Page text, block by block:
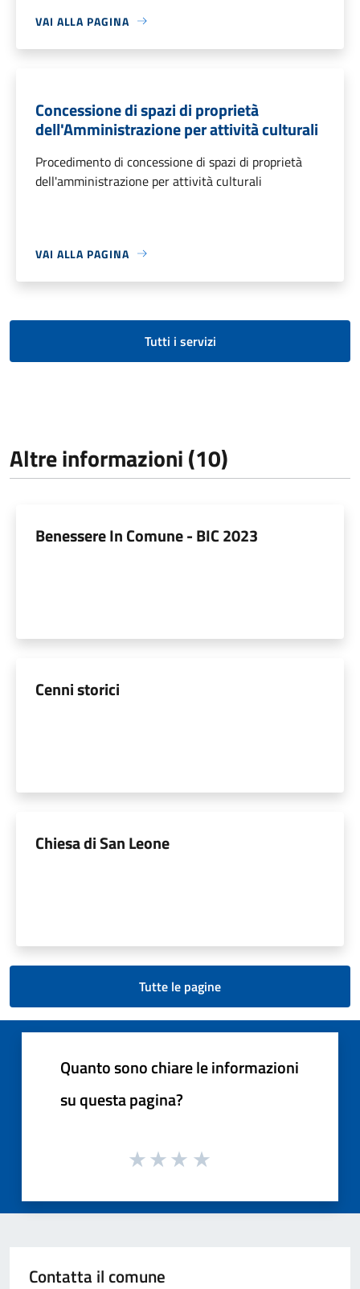
VAI ALLA PAGINA
Concessione di spazi di proprietà
dell'Amministrazione per attività culturali
Procedimento di concessione di spazi di proprietà
dell'amministrazione per attività culturali
VAI ALLA PAGINA
Tutti i servizi
Altre informazioni (10)
Benessere In Comune - BIC 2023
Cenni storici
Chiesa di San Leone
Tutte le pagine
Quanto sono chiare le informazioni
su questa pagina?
Contatta il comune